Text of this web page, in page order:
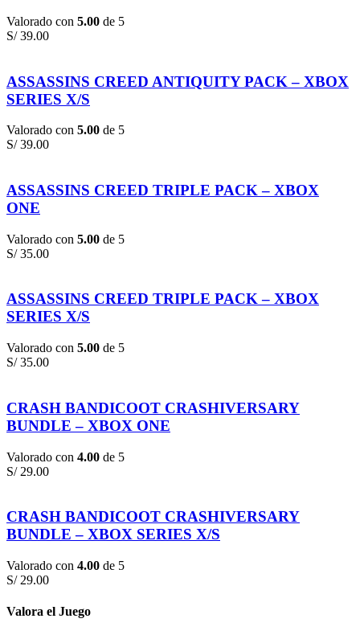
Valorado con 5.00 de 5
S/39.00
ASSASSINS CREED ANTIQUITY PACK – XBOX
SERIES X/S
Valorado con 5.00 de 5
S/39.00
ASSASSINS CREED TRIPLE PACK – XBOX
ONE
Valorado con 5.00 de 5
S/35.00
ASSASSINS CREED TRIPLE PACK – XBOX
SERIES X/S
Valorado con 5.00 de 5
S/35.00
CRASH BANDICOOT CRASHIVERSARY
BUNDLE – XBOX ONE
Valorado con 4.00 de 5
S/29.00
CRASH BANDICOOT CRASHIVERSARY
BUNDLE – XBOX SERIES X/S
Valorado con 4.00 de 5
S/29.00
Valora el Juego